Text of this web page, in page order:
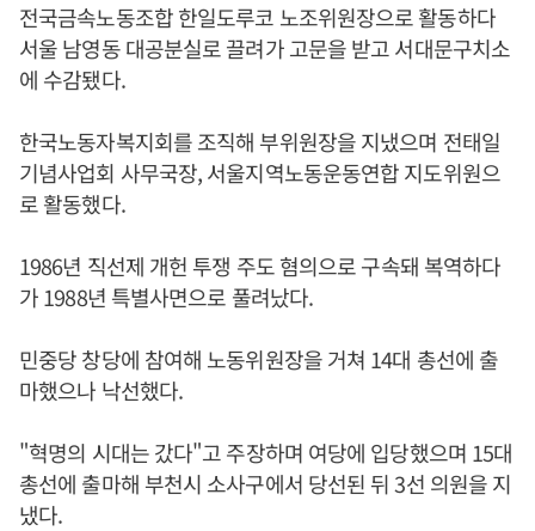
전국금속노동조합 한일도루코 노조위원장으로 활동하다
서울 남영동 대공분실로 끌려가 고문을 받고 서대문구치소
에 수감됐다.
한국노동자복지회를 조직해 부위원장을 지냈으며 전태일
기념사업회 사무국장, 서울지역노동운동연합 지도위원으
로 활동했다.
1986년 직선제 개헌 투쟁 주도 혐의으로 구속돼 복역하다
가 1988년 특별사면으로 풀려났다.
민중당 창당에 참여해 노동위원장을 거쳐 14대 총선에 출
마했으나 낙선했다.
"혁명의 시대는 갔다"고 주장하며 여당에 입당했으며 15대
총선에 출마해 부천시 소사구에서 당선된 뒤 3선 의원을 지
냈다.